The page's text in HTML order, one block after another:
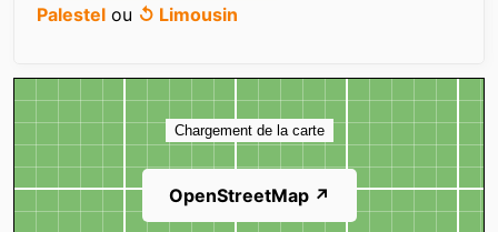
Palestel ou ↺ Limousin
Carte
Chargement de la carte
OpenStreetMap ↗